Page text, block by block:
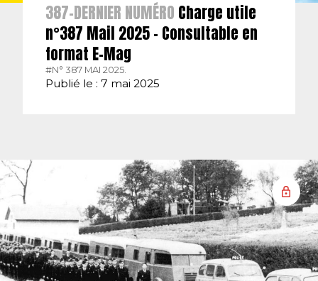
387-DERNIER NUMÉRO Charge utile
n°387 Mail 2025 – Consultable en
format E-Mag
#N° 387 MAI 2025.
Publié le : 7 mai 2025